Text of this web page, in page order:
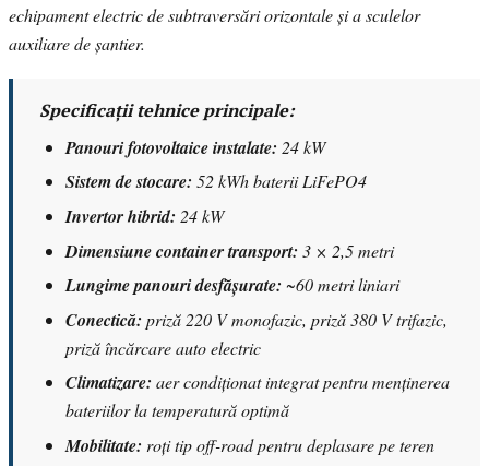
echipament electric de subtraversări orizontale și a sculelor
auxiliare de șantier.
Specificații tehnice principale:
Panouri fotovoltaice instalate: 24 kW
Sistem de stocare: 52 kWh baterii LiFePO4
Invertor hibrid: 24 kW
Dimensiune container transport: 3 × 2,5 metri
Lungime panouri desfășurate: ~60 metri liniari
Conectică: priză 220 V monofazic, priză 380 V trifazic,
priză încărcare auto electric
Climatizare: aer condiționat integrat pentru menținerea
bateriilor la temperatură optimă
Mobilitate: roți tip off-road pentru deplasare pe teren